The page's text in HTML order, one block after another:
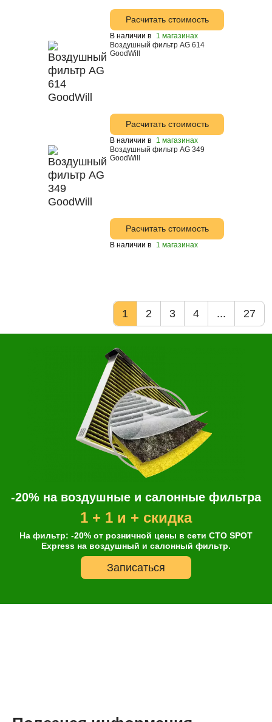
Расчитать стоимость
В наличии в
1 магазинах
Воздушный фильтр AG 614
GoodWill
Расчитать стоимость
В наличии в
1 магазинах
Воздушный фильтр AG 349
GoodWill
Расчитать стоимость
В наличии в 1 магазинах
1 2 3 4 ... 27
-20% на воздушные и салонные фильтра
1 + 1 и + скидка
На фильтр: -20% от розничной цены в сети СТО SPOT
Express на воздушный и салонный фильтр.
Записаться